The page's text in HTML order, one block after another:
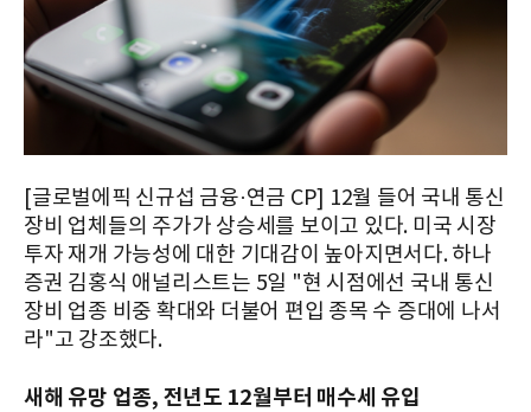
[글로벌에픽 신규섭 금융·연금 CP] 12월 들어 국내 통신
장비 업체들의 주가가 상승세를 보이고 있다. 미국 시장
투자 재개 가능성에 대한 기대감이 높아지면서다. 하나
증권 김홍식 애널리스트는 5일 "현 시점에선 국내 통신
장비 업종 비중 확대와 더불어 편입 종목 수 증대에 나서
라"고 강조했다.
새해 유망 업종, 전년도 12월부터 매수세 유입